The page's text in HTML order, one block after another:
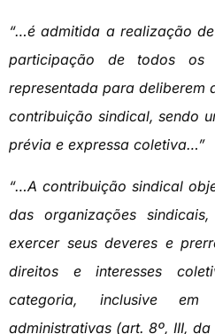
“…é admitida a realização
participação de todos os
representada para deliberem
contribuição sindical, sendo
prévia e expressa coletiva…”
“…A contribuição sindical
das organizações
exercer seus deveres e
direitos e interesses
categoria, inclusive
administrativas (art. 8º, III,